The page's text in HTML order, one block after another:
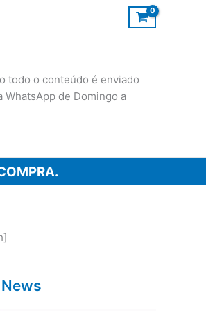
todo o conteúdo é enviado
WhatsApp de Domingo a